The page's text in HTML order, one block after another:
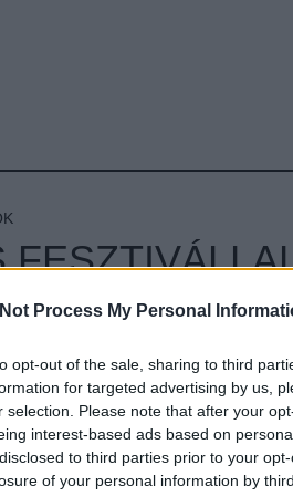
Process My Personal
opt-out of the sale, sharing to third
for targeted advertising by us,
selection. Please note that after your
interest-based ads based on
to third parties prior to your
of your personal information by
ÉVADÁT A
a Lángoló!
, ahol az eddigieknél jóval